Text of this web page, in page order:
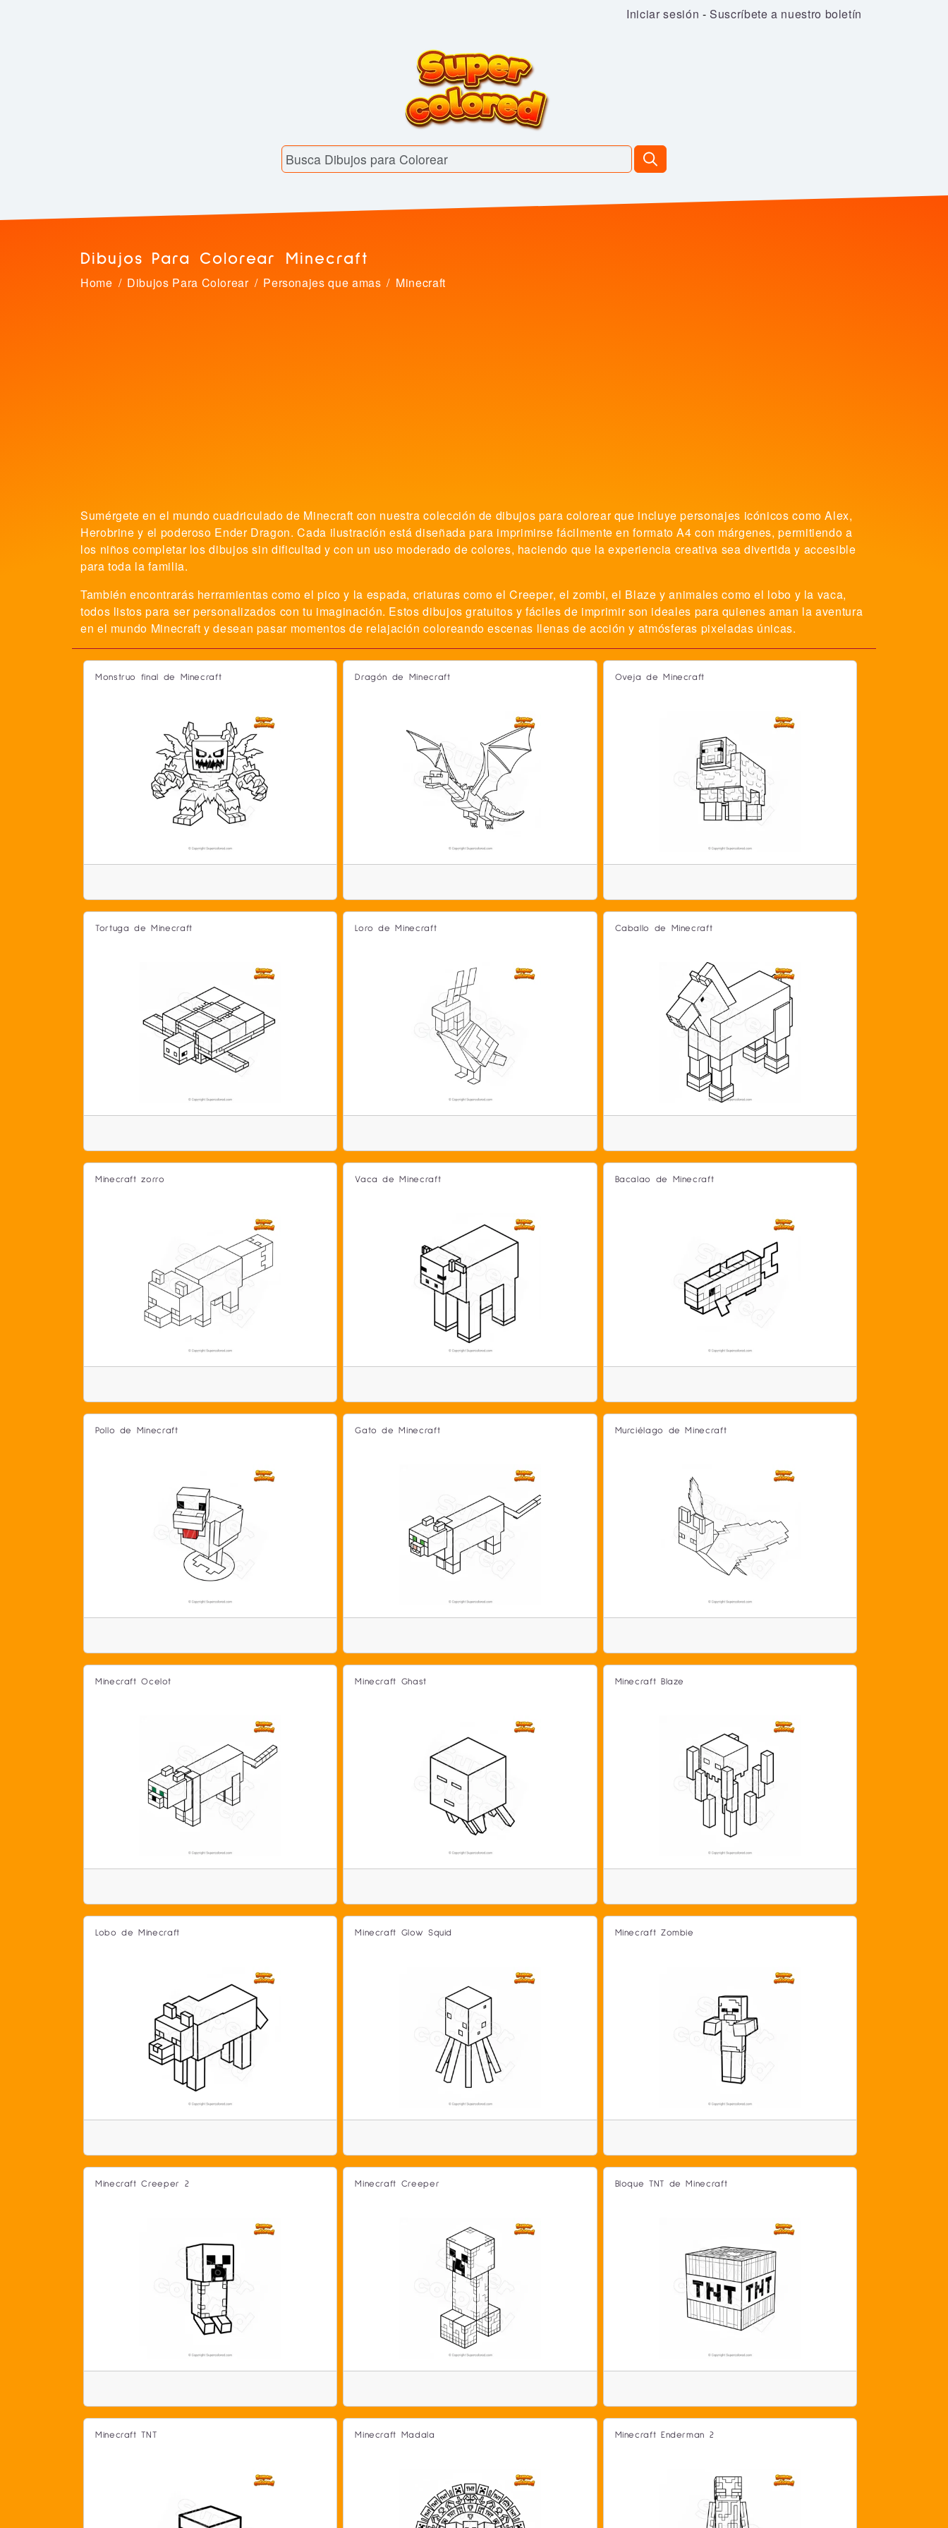
Iniciar sesión -Suscríbete a nuestro boletín
Dibujos Para Colorear Minecraft
Home Dibujos Para Colorear Personajes que amas Minecraft
Sumérgete en el mundo cuadriculado de Minecraft con nuestra colección de dibujos para colorear que incluye personajes icónicos como Alex,
Herobrine y el poderoso Ender Dragon. Cada ilustración está diseñada para imprimirse fácilmente en formato A4 con márgenes, permitiendo a
los niños completar los dibujos sin dificultad y con un uso moderado de colores, haciendo que la experiencia creativa sea divertida y accesible
para toda la familia.
También encontrarás herramientas como el pico y la espada, criaturas como el Creeper, el zombi, el Blaze y animales como el lobo y la vaca,
todos listos para ser personalizados con tu imaginación. Estos dibujos gratuitos y fáciles de imprimir son ideales para quienes aman la aventura
en el mundo Minecraft y desean pasar momentos de relajación coloreando escenas llenas de acción y atmósferas pixeladas únicas.
Monstruo final de Minecraft Dragón de Minecraft Oveja de Minecraft
Tortuga de Minecraft Loro de Minecraft Caballo de Minecraft
Minecraft zorro Vaca de Minecraft Bacalao de Minecraft
Pollo de Minecraft Gato de Minecraft Murciélago de Minecraft
Minecraft Ocelot Minecraft Ghast Minecraft Blaze
Lobo de Minecraft Minecraft Glow Squid Minecraft Zombie
Minecraft Creeper 2 Minecraft Creeper Bloque TNT de Minecraft
Minecraft TNT Minecraft Madala Minecraft Enderman 2